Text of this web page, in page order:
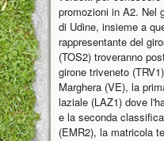
promozioni in A2. Nel
di Udine, insieme a
rappresentante del
(TOS2) troveranno
girone triveneto
Marghera (VE), la
laziale (LAZ1) dove
e la seconda
(EMR2), la matricola